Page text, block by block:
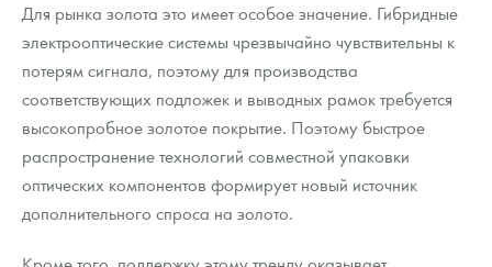
Для рынка золота это имеет особое значение. Гибридные
электрооптические системы чрезвычайно чувствительны к
потерям сигнала, поэтому для производства
соответствующих подложек и выводных рамок требуется
высокопробное золотое покрытие. Поэтому быстрое
распространение технологий совместной упаковки
оптических компонентов формирует новый источник
дополнительного спроса на золото.